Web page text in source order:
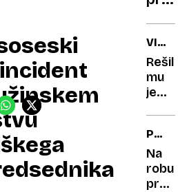
s
izbira
Rešila
mu
je
pa jo
je le
nekaj
PADLI
Na
robu